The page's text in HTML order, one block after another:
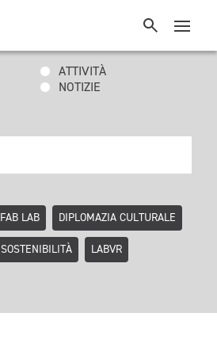
ATTIVITÀ
NOTIZIE
FAB LAB DIPLOMAZIA CULTURALE
SOSTENIBILITÀ LABVR